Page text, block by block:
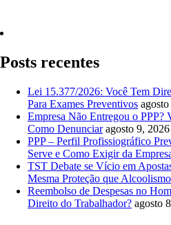
Posts recentes
Lei 15.377/2026: Você Tem
Para Exames Preventivos
Empresa Não Entregou o
Como Denunciar agosto 9, 2026
PPP – Perfil Profissiográfico
Serve e Como Exigir da
TST Debate se Vício em
Mesma Proteção que
Reembolso de Despesas no
Direito do Trabalhador? agosto